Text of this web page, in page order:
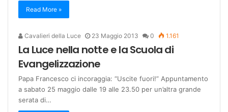
Read More »
Cavalieri della Luce 23 Maggio 2013 0 1.161
La Luce nella notte e la Scuola di
Evangelizzazione
Papa Francesco ci incoraggia: “Uscite fuori!” Appuntamento
a sabato 25 maggio dalle 19 alle 23.50 per un’altra grande
serata di…